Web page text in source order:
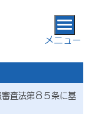
メニュー
査法第８５条に基